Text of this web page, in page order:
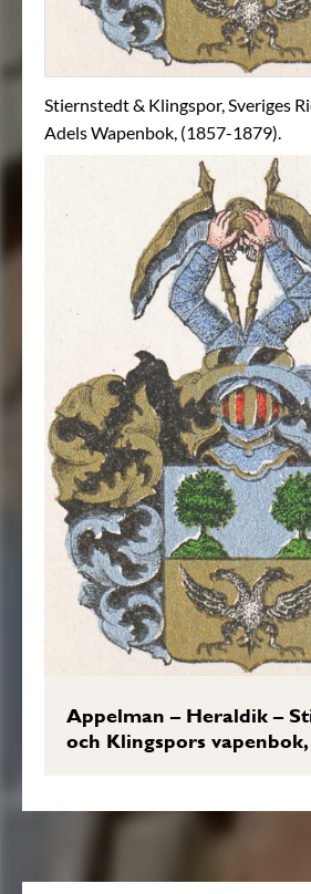
Stiernstedt & Klingspor, Sveriges
Adels Wapenbok, (1857-1879).
Appelman – Heraldik –
och Klingspors vapenbok,